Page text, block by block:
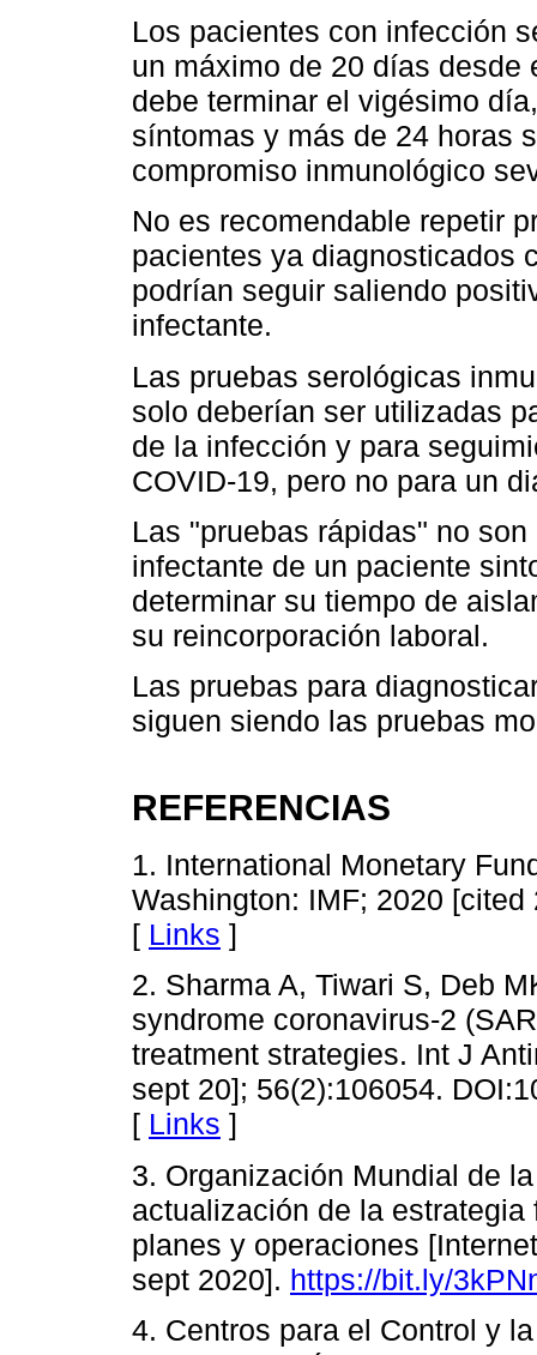
Los pacientes con infección
un máximo de 20 días
debe terminar el vigésimo
síntomas y más de 24 horas
compromiso inmunológico
No es recomendable repetir
pacientes ya diagnosticados
podrían seguir saliendo
infectante.
Las pruebas serológicas
solo deberían ser utilizadas
de la infección y para
COVID-19, pero no para un
Las "pruebas rápidas" no
infectante de un paciente
determinar su tiempo de
su reincorporación laboral.
Las pruebas para
siguen siendo las pruebas
REFERENCIAS
1. International Monetary
Washington: IMF; 2020
[ Links ]
2. Sharma A, Tiwari S, Deb
syndrome coronavirus-2
treatment strategies. Int J
sept 20]; 56(2):106054.
[ Links ]
3. Organización Mundial de
actualización de la
planes y operaciones
sept 2020]. https://bit.ly/
4. Centros para el Control y